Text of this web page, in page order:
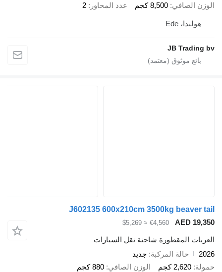
8,500 كجم عدد المحاور 2
JB
J602135 600x210cm 3500kg
€4,560
≈ $5,269
المقطورة شاحنة نقل السيارات
حالة المركبة جديد
2,620 كجم
الوزن الصافي
880 كجم